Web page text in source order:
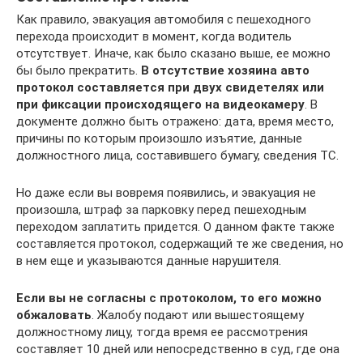
Как правило, эвакуация автомобиля с пешеходного
перехода происходит в момент, когда водитель
отсутствует. Иначе, как было сказано выше, ее можно
бы было прекратить. В отсутствие хозяина авто
протокол составляется при двух свидетелях или
при фиксации происходящего на видеокамеру. В
документе должно быть отражено: дата, время место,
причины по которым произошло изъятие, данные
должностного лица, составившего бумагу, сведения ТС.
Но даже если вы вовремя появились, и эвакуация не
произошла, штраф за парковку перед пешеходным
переходом заплатить придется. О данном факте также
составляется протокол, содержащий те же сведения, но
в нем еще и указываются данные нарушителя.
Если вы не согласны с протоколом, то его можно
обжаловать. Жалобу подают или вышестоящему
должностному лицу, тогда время ее рассмотрения
составляет 10 дней или непосредственно в суд, где она